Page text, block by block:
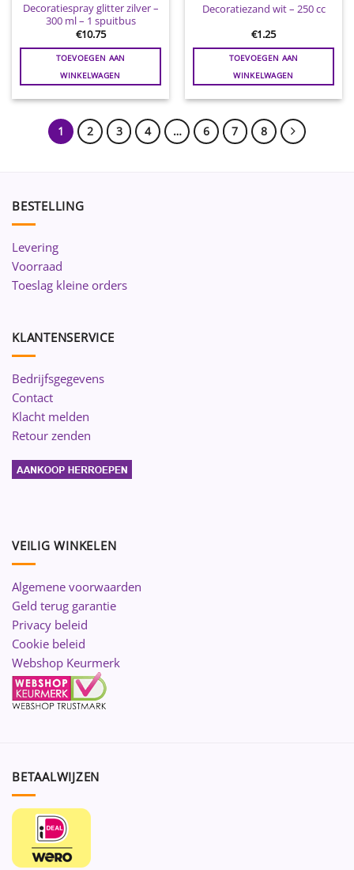
Decoratiespray glitter zilver –
300 ml – 1 spuitbus
€10.75
TOEVOEGEN AAN
WINKELWAGEN
Decoratiezand wit – 250 cc
€1.25
TOEVOEGEN AAN
WINKELWAGEN
1 2 3 4 … 6 7 8
BESTELLING
Levering
Voorraad
Toeslag kleine orders
KLANTENSERVICE
Bedrijfsgegevens
Contact
Klacht melden
Retour zenden
VEILIG WINKELEN
Algemene voorwaarden
Geld terug garantie
Privacy beleid
Cookie beleid
Webshop Keurmerk
BETAALWIJZEN